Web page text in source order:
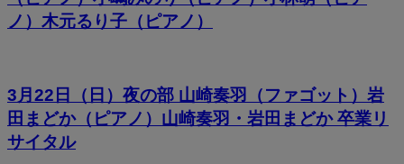
ノ）木元るり子（ピアノ）
3月22日（日）夜の部 山崎奏羽（ファゴット）岩
田まどか（ピアノ）山崎奏羽・岩田まどか 卒業リ
サイタル